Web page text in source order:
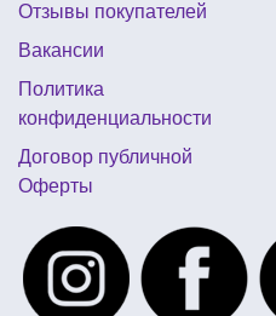
Отзывы покупателей
Вакансии
Политика
конфиденциальности
Договор публичной
Оферты